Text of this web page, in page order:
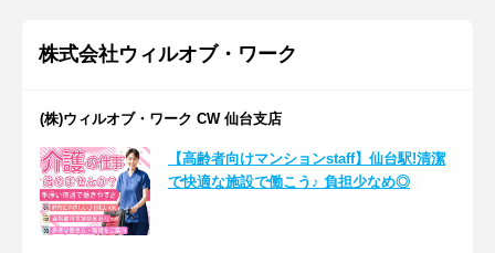
株式会社ウィルオブ・ワーク
(株)ウィルオブ・ワーク CW 仙台支店
【高齢者向けマンションstaff】仙台駅!清潔
で快適な施設で働こう♪ 負担少なめ◎